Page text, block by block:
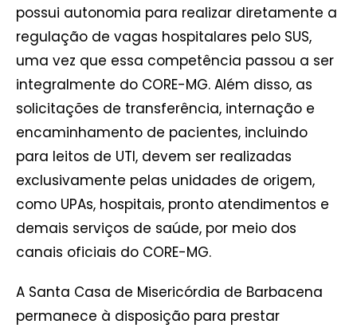
possui autonomia para realizar diretamente a
regulação de vagas hospitalares pelo SUS,
uma vez que essa competência passou a ser
integralmente do CORE-MG. Além disso, as
solicitações de transferência, internação e
encaminhamento de pacientes, incluindo
para leitos de UTI, devem ser realizadas
exclusivamente pelas unidades de origem,
como UPAs, hospitais, pronto atendimentos e
demais serviços de saúde, por meio dos
canais oficiais do CORE-MG.
A Santa Casa de Misericórdia de Barbacena
permanece à disposição para prestar